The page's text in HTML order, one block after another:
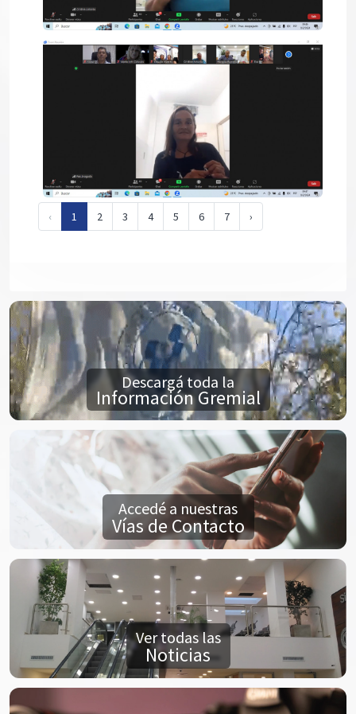
‹ 1 2 3 4 5 6 7 ›
Descargá toda la
Información Gremial
Accedé a nuestras
Vías de Contacto
Ver todas las
Noticias